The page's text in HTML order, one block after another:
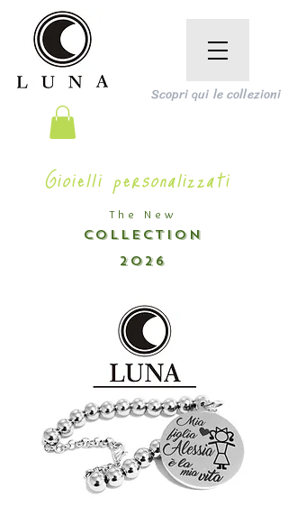
The New
COLLECTION
2026
Scopri qui le collezioni
Gioielli personalizzati